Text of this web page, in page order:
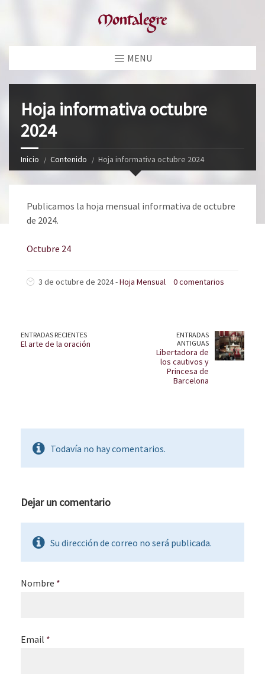
MENU
Hoja informativa octubre
2024
Inicio Contenido Hoja informativa octubre 2024
Publicamos la hoja mensual informativa de octubre
de 2024.
Octubre 24
3 de octubre de 2024 -Hoja Mensual 0 comentarios
ENTRADAS RECIENTES
El arte de la oración
ENTRADAS
ANTIGUAS
Libertadora de
los cautivos y
Princesa de
Barcelona
Todavía no hay comentarios.
Dejar un comentario
Su dirección de correo no será publicada.
Nombre *
Email *